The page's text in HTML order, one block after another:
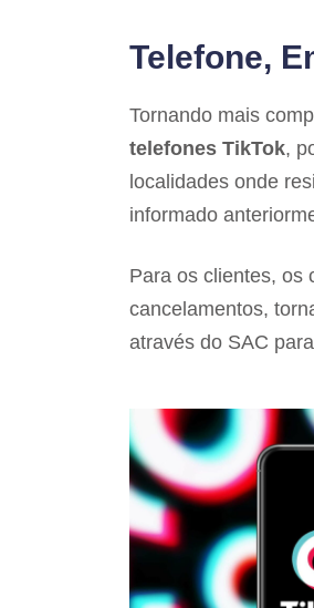
Telefone,
Tornando mais
telefones TikTok,
localidades onde
informado
Para os clientes, os
cancelamentos,
através do SAC